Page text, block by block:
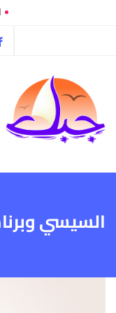
السيسي